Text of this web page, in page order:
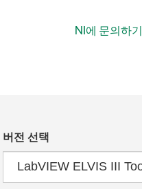
NI에 문의하기
버전 선택